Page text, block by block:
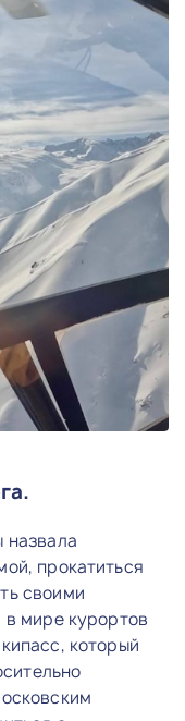
прокатиться
своими
в мире курортов
который